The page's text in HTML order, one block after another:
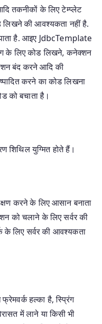
तकनीकों के लिए टेम्प्लेट
लिखने की आवश्यकता नहीं है.
है. आइए JdbcTemplate
के लिए कोड लिखने, कनेक्शन
बंद करने आदि की
करने का कोड लिखना
को बचाता है।
शिथिल युग्मित होते हैं।
करने के लिए आसान बनाता
को चलाने के लिए सर्वर की
के लिए सर्वर की आवश्यकता
हल्का है, स्प्रिंग
में लाने या किसी भी